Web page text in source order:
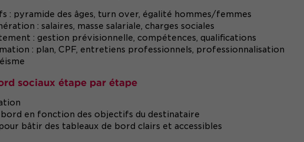
: pyramide des âges, turn over, égalité hommes/femmes
: salaires, masse salariale, charges sociales
: gestion prévisionnelle, compétences, qualifications
: plan, CPF, entretiens professionnels, professionnalisation
sociaux étape par étape
en fonction des objectifs du destinataire
bâtir des tableaux de bord clairs et accessibles